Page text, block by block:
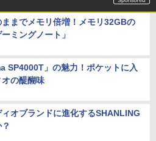
ままでメモリ倍増！メモリ32GBの
ーミングノート」
SP4000T」の魅力！ポケットに入
の醍醐味
オブランドに進化するSHANLING